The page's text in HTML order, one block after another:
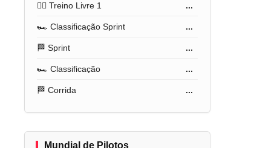
🏋️‍♂️ Treino Livre 1 ...
🏎️ Classificação Sprint ...
🏁 Sprint ...
🏎️ Classificação ...
🏁 Corrida ...
Mundial de Pilotos